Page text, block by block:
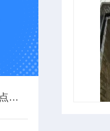
旋流沉砂池除砂机作用与特点有哪些